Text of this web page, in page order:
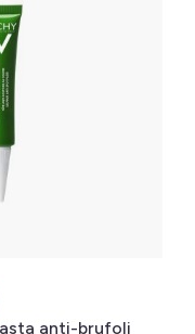
anti-brufoli